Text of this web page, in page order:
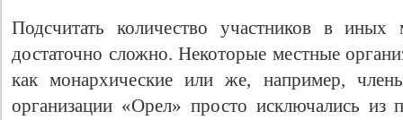
Подсчитать количество участников в иных
достаточно сложно. Некоторые местные
как монархические или же, например,
организации «Орел» просто исключались из